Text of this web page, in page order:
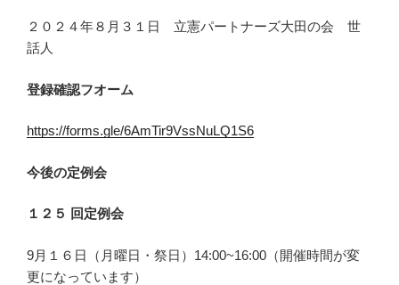
２０２４年８月３１日 立憲パートナーズ大田の会 世
話人
登録確認フオーム
https://forms.gle/6AmTir9VssNuLQ1S6
今後の定例会
１２５ 回定例会
9月１６日（月曜日・祭日）14:00~16:00（開催時間が変
更になっています）